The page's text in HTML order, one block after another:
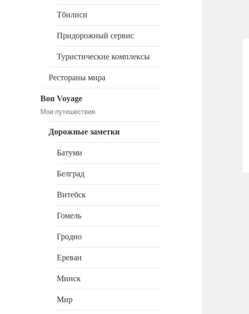
Тбилиси
Придорожный сервис
Туристические комплексы
Рестораны мира
Bon Voyage
Мои путешествия
Дорожные заметки
Батуми
Белград
Витебск
Гомель
Гродно
Ереван
Минск
Мир